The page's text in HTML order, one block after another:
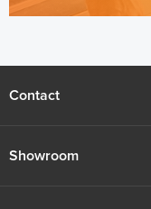
Contact
Showroom